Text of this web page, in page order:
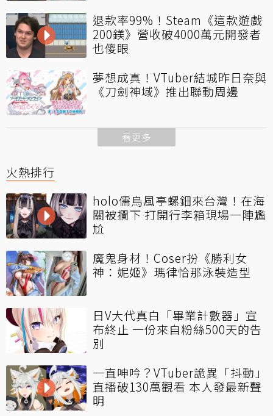
退款率99%！Steam《這款遊戲
200鎂》營收破4000萬元開發者
也傻眼
夢想成真！VTuber結城昨日奈與
《刀劍神域》推出聯動周邊
看更多
火熱排行
holo儒烏風亭螺鈿來台灣！在海
關被攔下 打開行李箱現場一陣尷
尬
魔鬼身材！Coser扮《勝利女
神：妮姬》瑪律恰那泳裝造型
日V大代真白「畢業計數器」宣
布終止 一份來自粉絲500天的告
別
一直呻吟？VTuber詭異「抖動」
直播破130萬觀看 本人發最新聲
明